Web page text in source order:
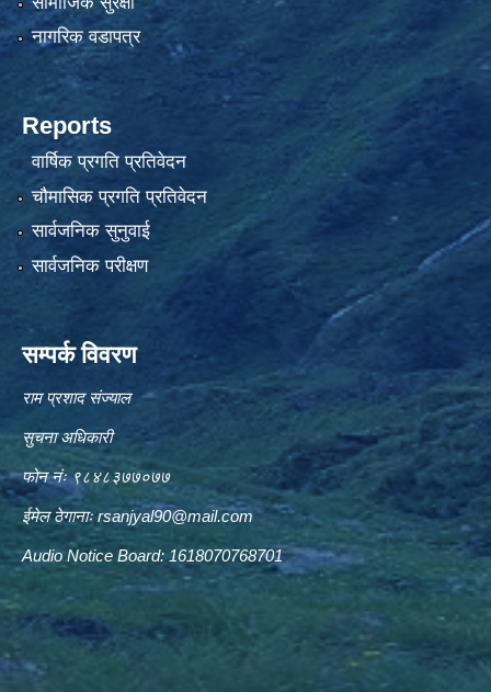
नागरिक वडापत्र
Reports
वार्षिक प्रगति प्रतिवेदन
चौमासिक प्रगति प्रतिवेदन
सार्वजनिक सुनुवाई
सार्वजनिक परीक्षण
सम्पर्क विवरण
राम प्रशाद संज्याल
सुचना अधिकारी
फोन नंः ९८४८३७७०७७
ईमेल ठेगानाःrsanjyal90@mail.com
Audio Notice Board: 1618070768701